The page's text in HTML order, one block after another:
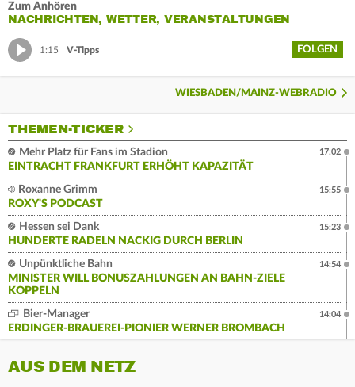
Zum Anhören
NACHRICHTEN, WETTER, VERANSTALTUNGEN
1:15 V-Tipps FOLGEN
WIESBADEN/MAINZ-WEBRADIO
THEMEN-TICKER
Mehr Platz für Fans im Stadion
EINTRACHT FRANKFURT ERHÖHT KAPAZITÄT
17:02
Roxanne Grimm
ROXY'S PODCAST
15:55
Hessen sei Dank
HUNDERTE RADELN NACKIG DURCH BERLIN
15:23
Unpünktliche Bahn
MINISTER WILL BONUSZAHLUNGEN AN BAHN-ZIELE
KOPPELN
14:54
Bier-Manager
ERDINGER-BRAUEREI-PIONIER WERNER BROMBACH
14:04
AUS DEM NETZ